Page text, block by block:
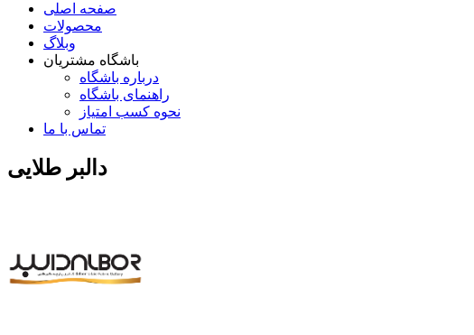
صفحه اصلی
محصولات
وبلاگ
باشگاه مشتریان
درباره باشگاه
راهنمای باشگاه
نحوه کسب امتیاز
تماس با ما
دالبر طلایی